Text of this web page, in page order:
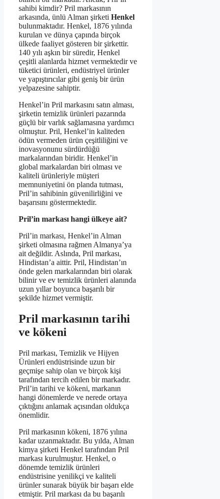
sahibi kimdir? Pril markasının
arkasında, ünlü Alman şirketi Henkel
bulunmaktadır. Henkel, 1876 yılında
kurulan ve dünya çapında birçok
ülkede faaliyet gösteren bir şirkettir.
140 yılı aşkın bir süredir, Henkel
çeşitli alanlarda hizmet vermektedir ve
tüketici ürünleri, endüstriyel ürünler
ve yapıştırıcılar gibi geniş bir ürün
yelpazesine sahiptir.
Henkel’in Pril markasını satın alması,
şirketin temizlik ürünleri pazarında
güçlü bir varlık sağlamasına yardımcı
olmuştur. Pril, Henkel’in kaliteden
ödün vermeden ürün çeşitliliğini ve
inovasyonunu sürdürdüğü
markalarından biridir. Henkel’in
global markalardan biri olması ve
kaliteli ürünleriyle müşteri
memnuniyetini ön planda tutması,
Pril’in sahibinin güvenilirliğini ve
başarısını göstermektedir.
Pril’in markası hangi ülkeye ait?
Pril’in markası, Henkel’in Alman
şirketi olmasına rağmen Almanya’ya
ait değildir. Aslında, Pril markası,
Hindistan’a aittir. Pril, Hindistan’ın
önde gelen markalarından biri olarak
bilinir ve ev temizlik ürünleri alanında
uzun yıllar boyunca başarılı bir
şekilde hizmet vermiştir.
Pril markasının tarihi
ve kökeni
Pril markası, Temizlik ve Hijyen
Ürünleri endüstrisinde uzun bir
geçmişe sahip olan ve birçok kişi
tarafından tercih edilen bir markadır.
Pril’in tarihi ve kökeni, markanın
hangi dönemlerde ve nerede ortaya
çıktığını anlamak açısından oldukça
önemlidir.
Pril markasının kökeni, 1876 yılına
kadar uzanmaktadır. Bu yılda, Alman
kimya şirketi Henkel tarafından Pril
markası kurulmuştur. Henkel, o
dönemde temizlik ürünleri
endüstrisine yenilikçi ve kaliteli
ürünler sunarak büyük bir başarı elde
etmiştir. Pril markası da bu başarılı